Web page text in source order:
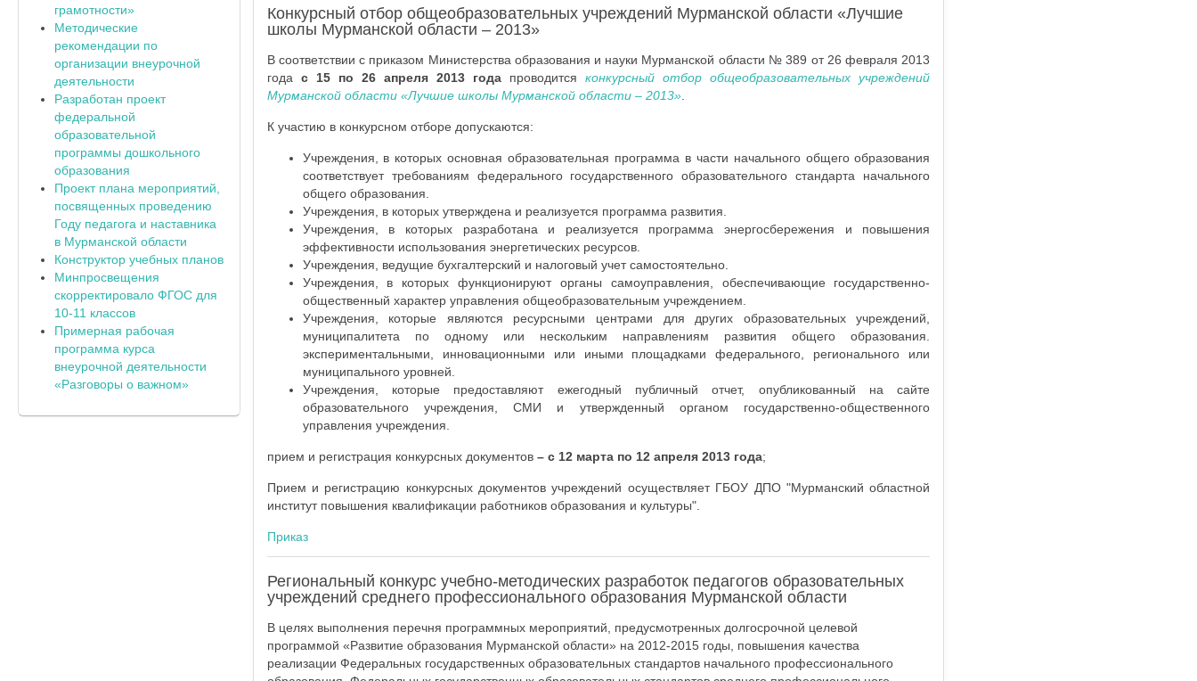
Конкурсный отбор общеобразовательных учреждений Мурманской области «Лучшие
школы Мурманской области – 2013»
В соответствии с приказом Министерства образования и науки Мурманской области № 389 от 26 февраля 2013
года с 15 по 26 апреля 2013 года проводитсяконкурсный отбор общеобразовательных учреждений
Мурманской области «Лучшие школы Мурманской области – 2013».
К участию в конкурсном отборе допускаются:
Учреждения, в которых основная образовательная программа в части начального общего образования
соответствует требованиям федерального государственного образовательного стандарта начального
общего образования.
Учреждения, в которых утверждена и реализуется программа развития.
Учреждения, в которых разработана и реализуется программа энергосбережения и повышения
эффективности использования энергетических ресурсов.
Учреждения, ведущие бухгалтерский и налоговый учет самостоятельно.
Учреждения, в которых функционируют органы самоуправления, обеспечивающие государственно-
общественный характер управления общеобразовательным учреждением.
Учреждения, которые являются ресурсными центрами для других образовательных учреждений,
муниципалитета по одному или нескольким направлениям развития общего образования.
экспериментальными, инновационными или иными площадками федерального, регионального или
муниципального уровней.
Учреждения, которые предоставляют ежегодный публичный отчет, опубликованный на сайте
образовательного учреждения, СМИ и утвержденный органом государственно-общественного
управления учреждения.
прием и регистрация конкурсных документов – с 12 марта по 12 апреля 2013 года;
Прием и регистрацию конкурсных документов учреждений осуществляет ГБОУ ДПО "Мурманский областной
институт повышения квалификации работников образования и культуры".
Приказ
Региональный конкурс учебно-методических разработок педагогов образовательных
учреждений среднего профессионального образования Мурманской области
В целях выполнения перечня программных мероприятий, предусмотренных долгосрочной целевой
программой «Развитие образования Мурманской области» на 2012-2015 годы, повышения качества
реализации Федеральных государственных образовательных стандартов начального профессионального
грамотности»
Методические
рекомендации по
организации внеурочной
деятельности
Разработан проект
федеральной
образовательной
программы дошкольного
образования
Проект плана мероприятий,
посвященных проведению
Году педагога и наставника
в Мурманской области
Конструктор учебных планов
Минпросвещения
скорректировало ФГОС для
10-11 классов
Примерная рабочая
программа курса
внеурочной деятельности
«Разговоры о важном»